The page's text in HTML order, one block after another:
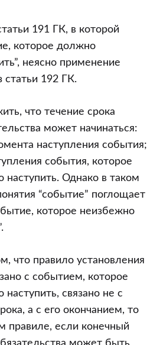
191 ГК, в которой
которое должно
неясно применение
статьи 192 ГК.
что течение срока
может начинаться:
наступления события;
события, которое
Однако в таком
“событие” поглощает
которое неизбежно
что правило установления
с событием, которое
связано не с
а с его окончанием, то
правиле, если конечный